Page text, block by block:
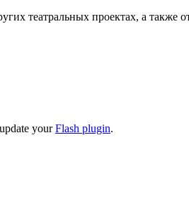
театральных проектах, а также
yourFlash plugin.